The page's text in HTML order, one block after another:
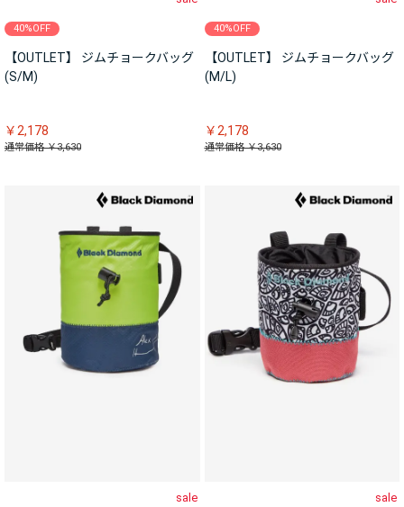
40%OFF
【OUTLET】 ジムチョークバッグ
(S/M)
￥2,178
通常価格 ￥3,630
40%OFF
【OUTLET】 ジムチョークバッグ
(M/L)
￥2,178
通常価格 ￥3,630
sale sale